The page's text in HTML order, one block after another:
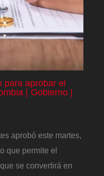
para aprobar el
| Gobierno |
aprobó este martes,
que permite el
se convertirá en